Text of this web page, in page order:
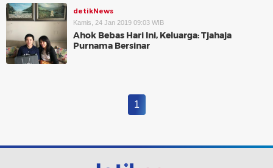
detikNews
Kamis, 24 Jan 2019 09:03 WIB
Ahok Bebas Hari Ini, Keluarga: Tjahaja
Purnama Bersinar
1